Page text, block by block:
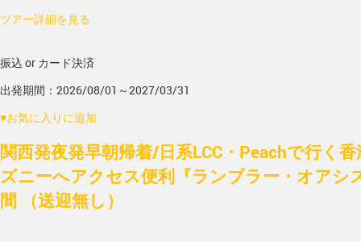
ツアー詳細を見る
振込 or カード決済
出発期間：2026/08/01～2027/03/31
♥お気に入りに追加
関西発夜発早朝帰着/日系LCC・Peachで行く
ズニーへアクセス便利『ランブラー・オアシ
間 （送迎無し）